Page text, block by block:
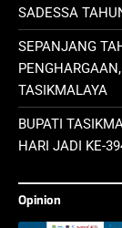
SADESSA
SEPANJANG
TASIKMALAYA
BUPATI
HARI JADI KE-
Opinion